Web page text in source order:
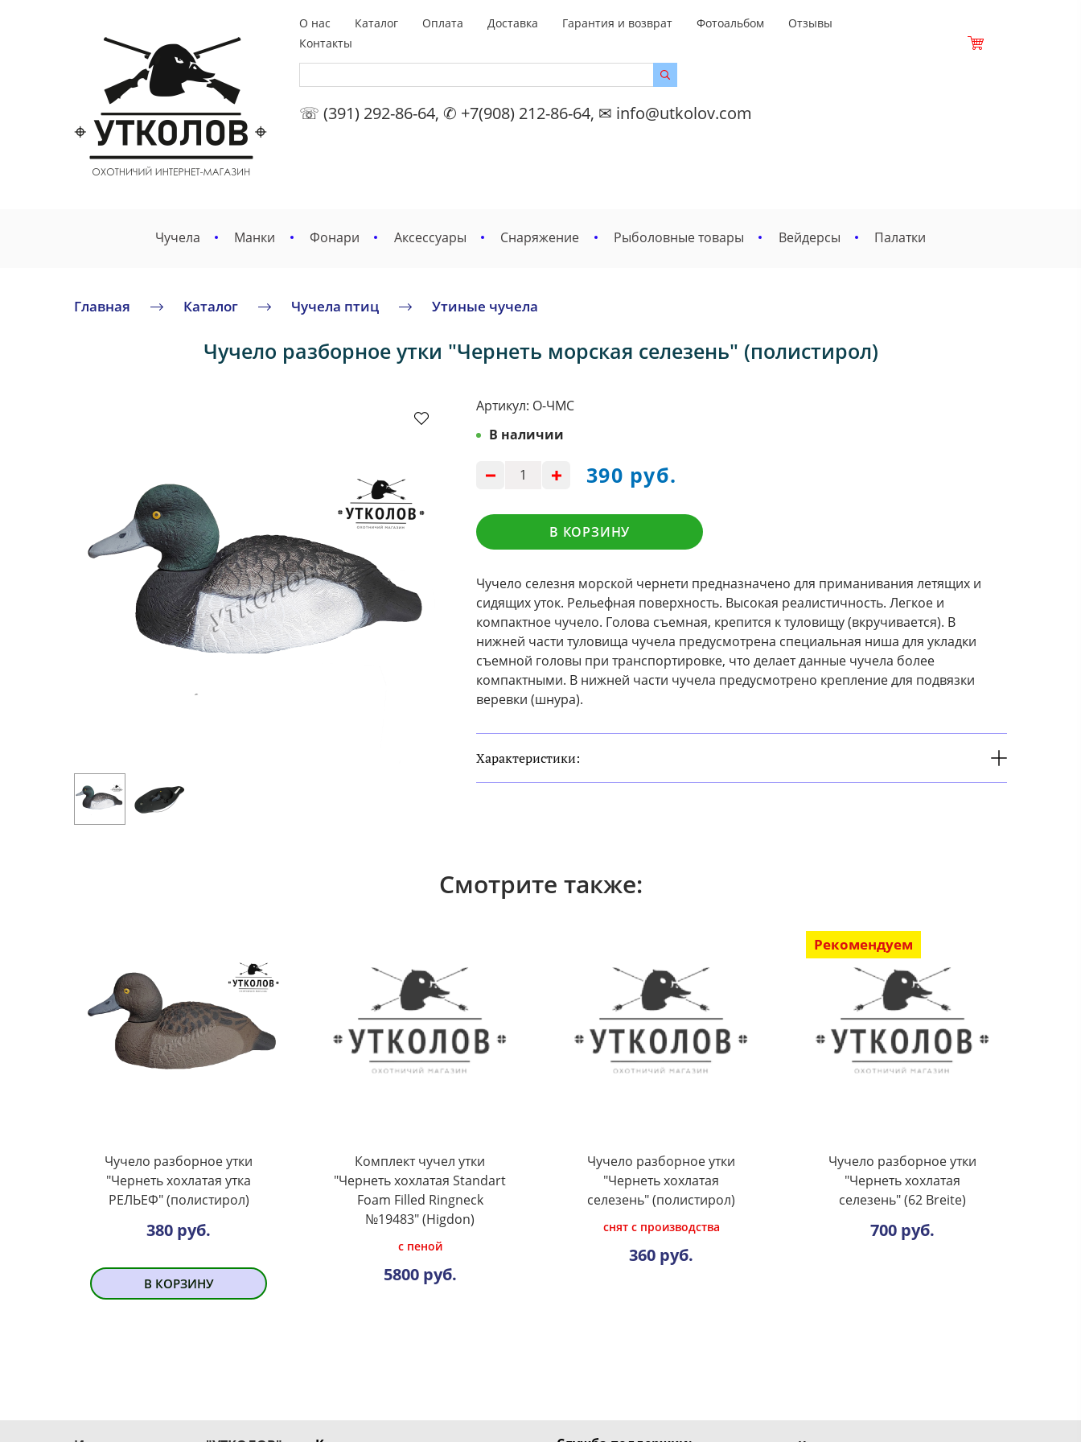
О нас Каталог Оплата Доставка Гарантия и возврат Фотоальбом
Отзывы
Контакты
☏ (391) 292-86-64, ✆ +7(908) 212-86-64, ✉ info@utkolov.com
Чучела Манки Фонари Аксессуары Снаряжение Рыболовные товары Вейдерсы Палатки
Главная Каталог Чучела птиц Утиные чучела
Чучело разборное утки "Чернеть морская селезень" (полистирол)
Артикул: О-ЧМС
В наличии
390 руб.
В КОРЗИНУ
Чучело селезня морской чернети предназначено для приманивания летящих и
сидящих уток. Рельефная поверхность. Высокая реалистичность. Легкое и
компактное чучело. Голова съемная, крепится к туловищу (вкручивается). В
нижней части туловища чучела предусмотрена специальная ниша для укладки
съемной головы при транспортировке, что делает данные чучела более
компактными. В нижней части чучела предусмотрено крепление для подвязки
веревки (шнура).
Характеристики:
Смотрите также:
Чучело разборное утки
"Чернеть хохлатая утка
РЕЛЬЕФ" (полистирол)
380 руб.
В КОРЗИНУ
Комплект чучел утки
"Чернеть хохлатая Standart
Foam Filled Ringneck
№19483" (Higdon)
с пеной
5800 руб.
Чучело разборное утки
"Чернеть хохлатая
селезень" (полистирол)
снят с производства
360 руб.
Рекомендуем
Чучело разборное утки
"Чернеть хохлатая
селезень" (62 Breite)
700 руб.